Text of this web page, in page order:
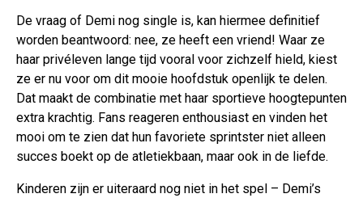
De vraag of Demi nog single is, kan hiermee definitief
worden beantwoord: nee, ze heeft een vriend! Waar ze
haar privéleven lange tijd vooral voor zichzelf hield, kiest
ze er nu voor om dit mooie hoofdstuk openlijk te delen.
Dat maakt de combinatie met haar sportieve hoogtepunten
extra krachtig. Fans reageren enthousiast en vinden het
mooi om te zien dat hun favoriete sprintster niet alleen
succes boekt op de atletiekbaan, maar ook in de liefde.
Kinderen zijn er uiteraard nog niet in het spel – Demi’s